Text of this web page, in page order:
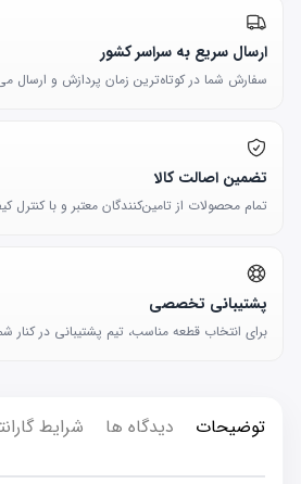
ارسال سریع به سراسر کشور
سفارش شما در کوتاه‌ترین زمان پردازش و ارسال
تضمین اصالت کالا
تمام محصولات از تامین‌کنندگان معتبر و با کنترل
پشتیبانی تخصصی
برای انتخاب قطعه مناسب، تیم پشتیبانی در کنار
توضیحات دیدگاه ها شرایط